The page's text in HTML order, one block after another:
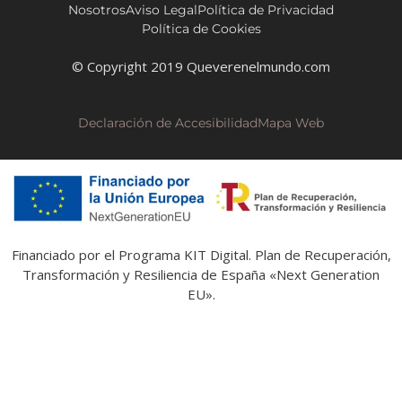
NosotrosAviso LegalPolítica de Privacidad
Política de Cookies
© Copyright 2019 Queverenelmundo.com
Declaración de AccesibilidadMapa Web
Financiado por el Programa KIT Digital. Plan de Recuperación,
Transformación y Resiliencia de España «Next Generation
EU».